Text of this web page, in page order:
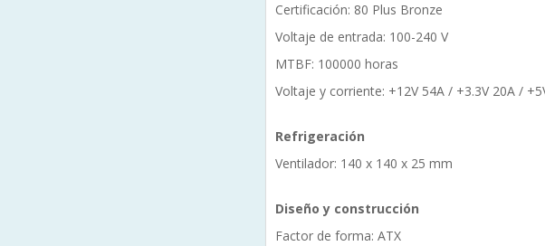
Certificación: 80 Plus Bronze
Voltaje de entrada: 100-240 V
MTBF: 100000 horas
Voltaje y corriente: +12V 54A / +3.3V 20A /
Refrigeración
Ventilador: 140 x 140 x 25 mm
Diseño y construcción
Factor de forma: ATX